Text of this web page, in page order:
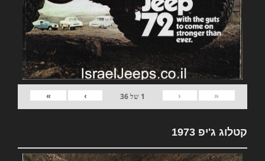
«
‹
1 של36
›
»
קטלוג ג'יפ 1973